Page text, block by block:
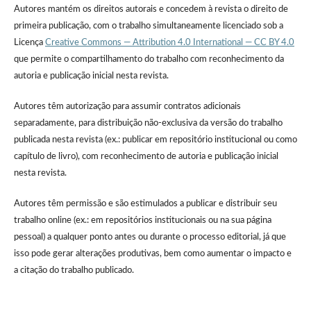
Autores mantém os direitos autorais e concedem à revista o direito de
primeira publicação, com o trabalho simultaneamente licenciado sob a
Licença Creative Commons — Attribution 4.0 International — CC BY 4.0
que permite o compartilhamento do trabalho com reconhecimento da
autoria e publicação inicial nesta revista.
Autores têm autorização para assumir contratos adicionais
separadamente, para distribuição não-exclusiva da versão do trabalho
publicada nesta revista (ex.: publicar em repositório institucional ou como
capítulo de livro), com reconhecimento de autoria e publicação inicial
nesta revista.
Autores têm permissão e são estimulados a publicar e distribuir seu
trabalho online (ex.: em repositórios institucionais ou na sua página
pessoal) a qualquer ponto antes ou durante o processo editorial, já que
isso pode gerar alterações produtivas, bem como aumentar o impacto e
a citação do trabalho publicado.